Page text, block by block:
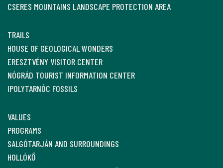
CSERES MOUNTAINS LANDSCAPE PROTECTION AREA
TRAILS
HOUSE OF GEOLOGICAL WONDERS
ERESZTVÉNY VISITOR CENTER
NÓGRÁD TOURIST INFORMATION CENTER
IPOLYTARNÓC FOSSILS
VALUES
PROGRAMS
SALGÓTARJÁN AND SURROUNDINGS
HOLLÓKŐ